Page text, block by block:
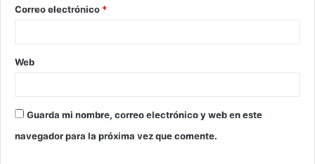
Correo electrónico *
Web
Guarda mi nombre, correo electrónico y web en este
navegador para la próxima vez que comente.